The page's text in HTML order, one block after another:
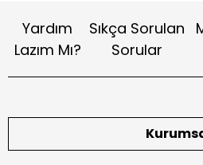
Yardım
Lazım Mı?
Sıkça Sorulan
Sorular